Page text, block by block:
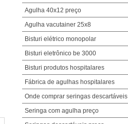
Agulha 40x12 preço
Agulha vacutainer 25x8
Bisturi elétrico monopolar
Bisturi eletrônico be 3000
Bisturi produtos hospitalares
Fábrica de agulhas hospitalares
Onde comprar seringas descartáveis
Seringa com agulha preço